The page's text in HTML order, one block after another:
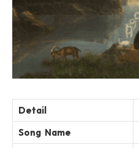
Detail
Song Name